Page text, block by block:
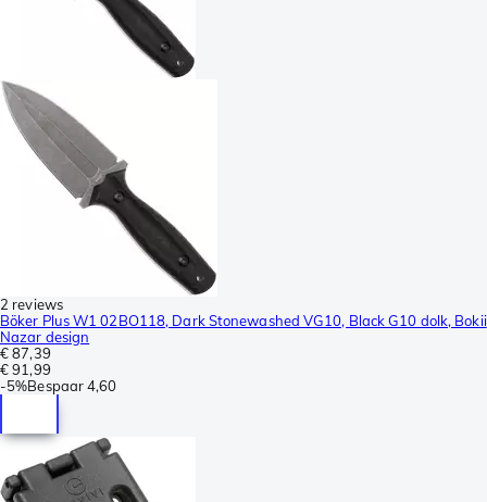
2 reviews
Böker Plus W1 02BO118, Dark Stonewashed VG10, Black G10 dolk, Bokii
Nazar design
€ 87,39
€ 91,99
-5%Bespaar4,60